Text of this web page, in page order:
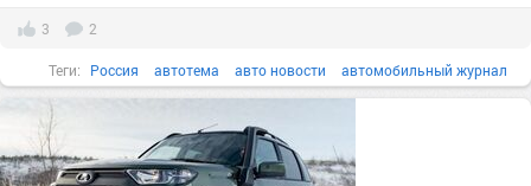
3 2
Теги: Россия автотема авто новости автомобильный журнал